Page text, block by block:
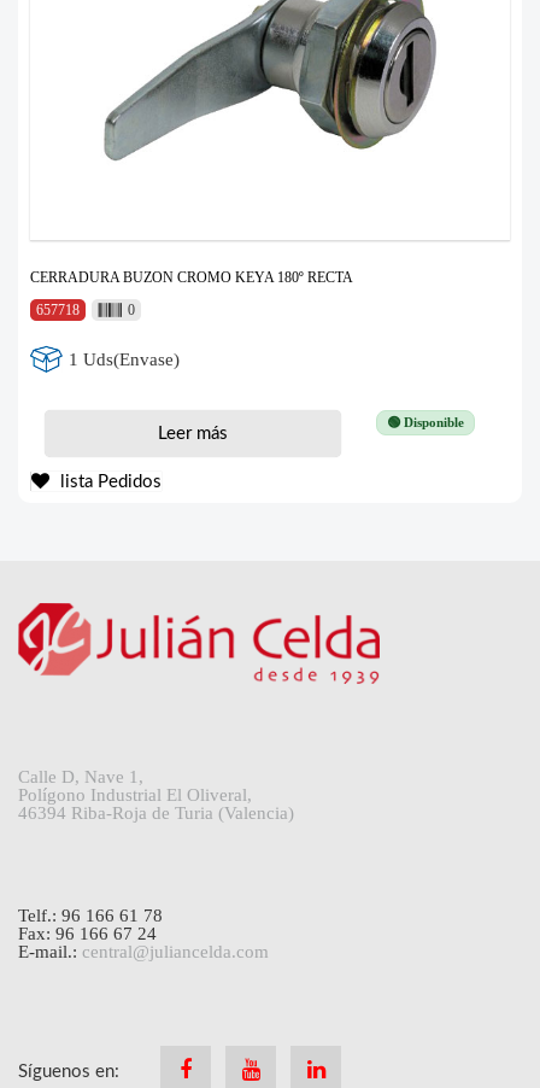
CERRADURA BUZON CROMO KEYA 180º RECTA
657718
0
1 Uds(Envase)
🟢 Disponible
Leer más
lista Pedidos
Calle D, Nave 1,
Polígono Industrial El Oliveral,
46394 Riba-Roja de Turia (Valencia)
Telf.: 96 166 61 78
Fax: 96 166 67 24
E-mail.: central@juliancelda.com
Síguenos en: FacebookYoutube Linkedin